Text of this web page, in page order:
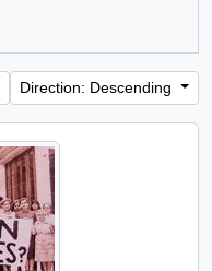
Direction: Descending